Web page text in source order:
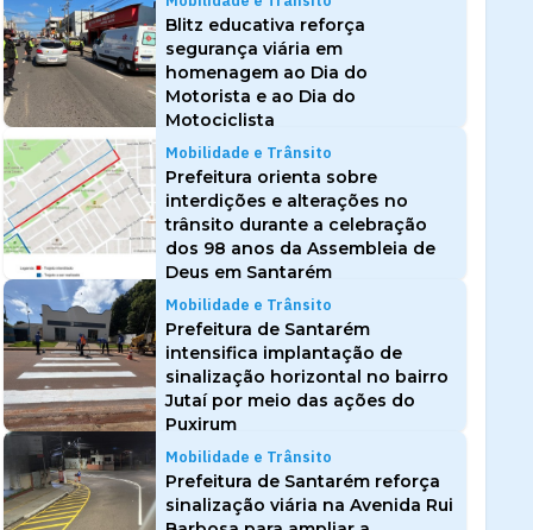
Blitz educativa reforça
segurança viária em
homenagem ao Dia do
Motorista e ao Dia do
Motociclista
Mobilidade e Trânsito
Prefeitura orienta sobre
interdições e alterações no
trânsito durante a celebração
dos 98 anos da Assembleia de
Deus em Santarém
Mobilidade e Trânsito
Prefeitura de Santarém
intensifica implantação de
sinalização horizontal no bairro
Jutaí por meio das ações do
Puxirum
Mobilidade e Trânsito
Prefeitura de Santarém reforça
sinalização viária na Avenida Rui